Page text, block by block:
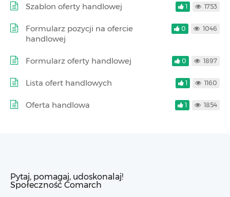
Szablon oferty handlowej 1 1753
Formularz pozycji na ofercie
handlowej
0 1046
Formularz oferty handlowej 0 1897
Lista ofert handlowych 1 1160
Oferta handlowa 1 1854
Pytaj, pomagaj, udoskonalaj!
Społeczność Comarch